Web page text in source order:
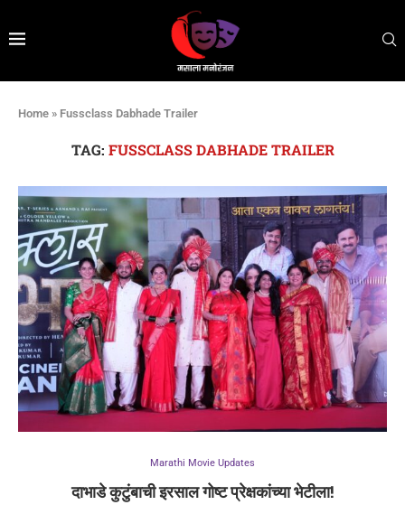
Home » Fussclass Dabhade Trailer
TAG: FUSSCLASS DABHADE TRAILER
Marathi Movie Updates
दाभाडे कुटुंबाची इरसाल गोष्ट प्रेक्षकांच्या भेटीला!